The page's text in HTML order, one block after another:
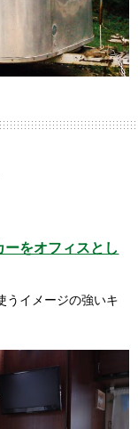
をオフィスとし
うイメージの強いキ